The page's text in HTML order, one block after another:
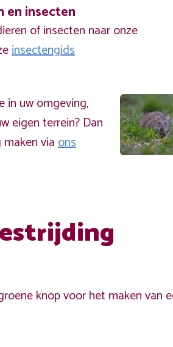
en insecten
of insecten naar onze
insectengids
in uw omgeving,
eigen terrein? Dan
viaons
knop voor het maken van